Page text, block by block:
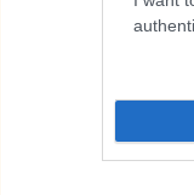
Αρνητικά ρεκόρ